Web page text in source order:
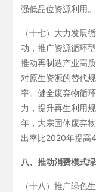
强低品位资源利用。
（十七）大力发展
动，推广资源循环
推动再制造产业高
对原生资源的替代
率。健全废弃物循
力，提升再生利用
年，大宗固体废弃
出率比2020年提高
八、推动消费模式
（十八）推广绿色